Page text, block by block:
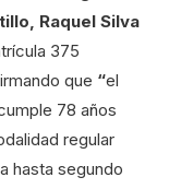
Raquel Silva
375
que “el
78 años
regular
hasta segundo